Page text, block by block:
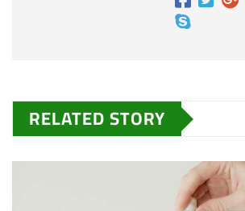
RELATED STORY